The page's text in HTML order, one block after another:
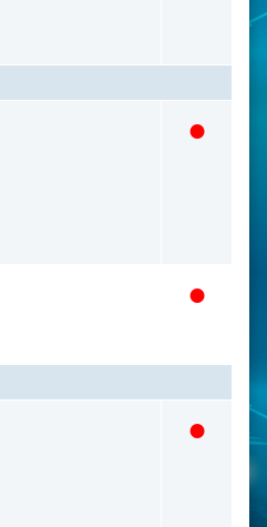
●
●
●